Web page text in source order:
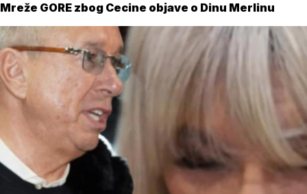
Mreže GORE zbog Cecine objave o Dinu Merlinu